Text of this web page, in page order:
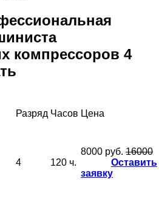
компрессоров 4
Разряд Часов Цена
4 120 ч.
8000 руб. 16000
Оставить
заявку